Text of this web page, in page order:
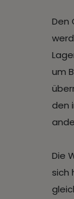
Den
um
den
Die
sich